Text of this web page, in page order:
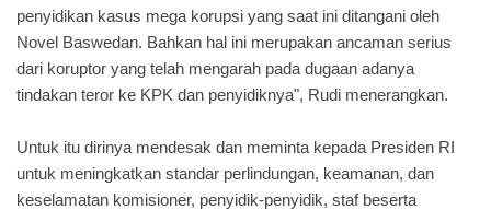
penyidikan kasus mega korupsi yang saat ini ditangani oleh
Novel Baswedan. Bahkan hal ini merupakan ancaman serius
dari koruptor yang telah mengarah pada dugaan adanya
tindakan teror ke KPK dan penyidiknya", Rudi menerangkan.
Untuk itu dirinya mendesak dan meminta kepada Presiden RI
untuk meningkatkan standar perlindungan, keamanan, dan
keselamatan komisioner, penyidik-penyidik, staf beserta